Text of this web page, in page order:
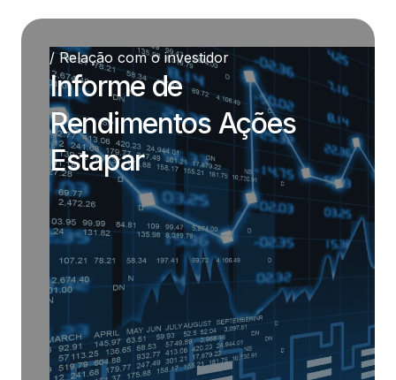
/ Relação com o investidor
Informe de
Rendimentos Ações
Estapar